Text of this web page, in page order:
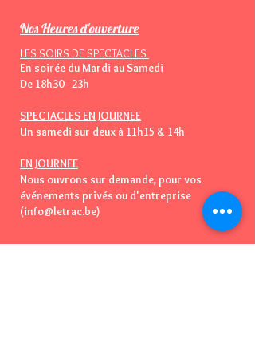
Nos Heures d'ouverture
LES SOIRS DE SPECTACLES
En soirée du Mardi au Samedi
De 18h30 - 23h
SPECTACLES EN JOURNEE
Un samedi sur deux à 11h15 & 14h
EN JOURNEE
Nous ouvrons sur demande, pour vos
événements privés ou d'entreprise
(info@letrac.be)